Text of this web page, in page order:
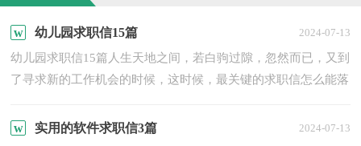
幼儿园求职信15篇 2024-07-13
幼儿园求职信15篇人生天地之间，若白驹过隙，忽然而已，又到
了寻求新的工作机会的时候，这时候，最关键的求职信怎么能落
理的幼儿...
实用的软件求职信3篇 2024-07-13